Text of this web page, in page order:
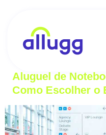
Categoria:
de
Aluguel de
Como Escolher o